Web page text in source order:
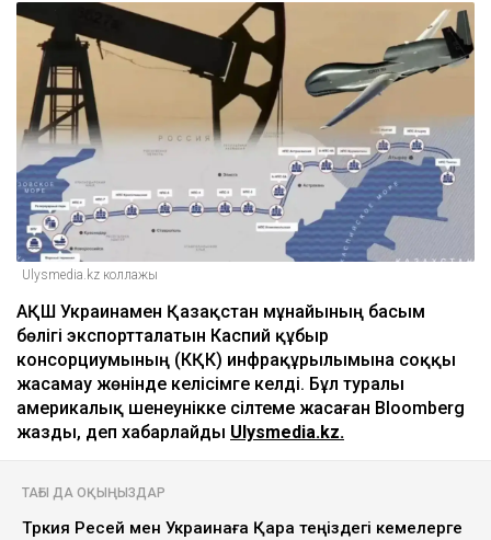
ULYSMEDIA.KZ
АҚШ Украинаны Қазақстан
мұнайын тасымалдайтын
танкерлерге соққы жасамауға
көндірді - Bloomberg
Ulysmedia 08.08.2026, 11:19
Ulysmedia.kz коллажы